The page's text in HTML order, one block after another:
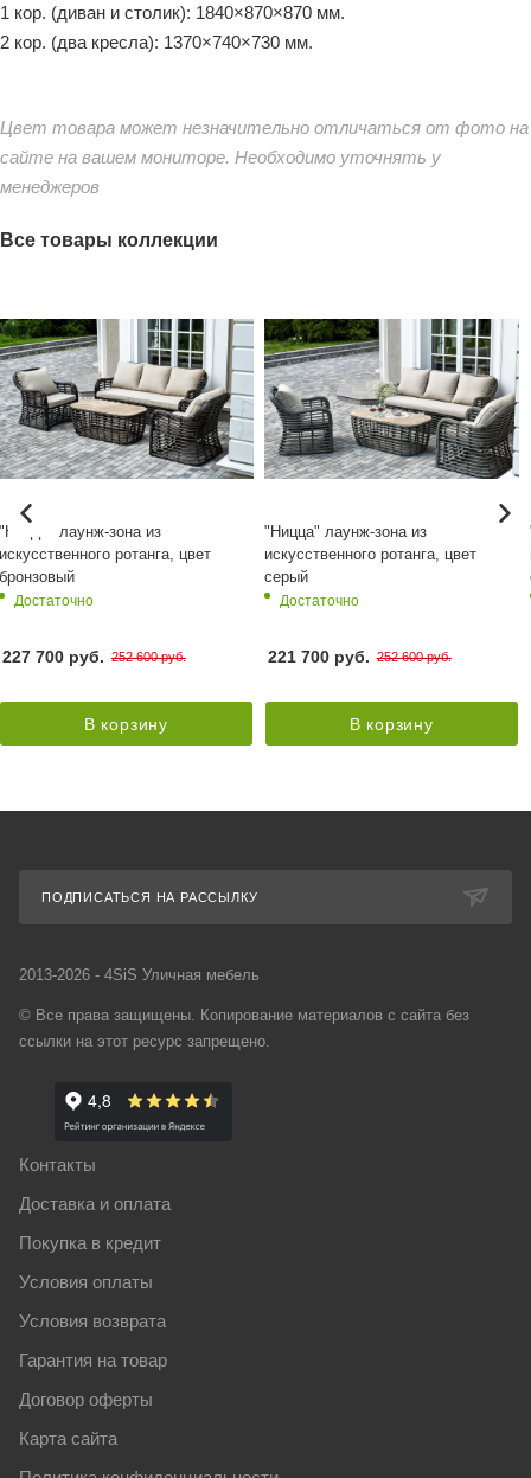
1 кор. (диван и столик): 1840×870×870 мм.
2 кор. (два кресла): 1370×740×730 мм.
Цвет товара может незначительно отличаться от фото на
сайте на вашем мониторе. Необходимо уточнять у
менеджеров
Все товары коллекции
"Ницца" лаунж-зона из
искусственного ротанга, цвет
бронзовый
Достаточно
227 700 руб. 252 600 руб.
В корзину
"Ницца" лаунж-зона из
искусственного ротанга, цвет
серый
Достаточно
221 700 руб. 252 600 руб.
В корзину
ПОДПИСАТЬСЯ НА РАССЫЛКУ
2013-2026 - 4SiS Уличная мебель
© Все права защищены. Копирование материалов с сайта без
ссылки на этот ресурс запрещено.
Контакты
Доставка и оплата
Покупка в кредит
Условия оплаты
Условия возврата
Гарантия на товар
Договор оферты
Карта сайта